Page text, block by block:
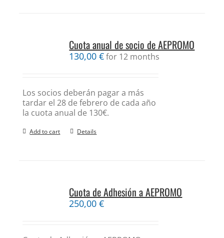
Cuota anual de socio de AEPROMO
130,00€for 12 months
Los socios deberán pagar a más
tardar el 28 de febrero de cada año
la cuota anual de 130€.
Add to cart Details
Cuota de Adhesión a AEPROMO
250,00€